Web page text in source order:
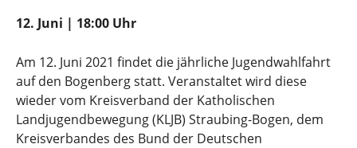
12. Juni | 18:00 Uhr
Am 12. Juni 2021 findet die jährliche Jugendwahlfahrt
auf den Bogenberg statt. Veranstaltet wird diese
wieder vom Kreisverband der Katholischen
Landjugendbewegung (KLJB) Straubing-Bogen, dem
Kreisverbandes des Bund der Deutschen